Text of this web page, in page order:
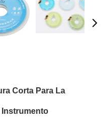
Corta Para La
Instrumento